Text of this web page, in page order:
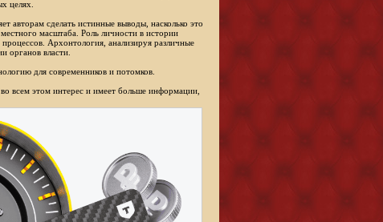
целях.
авторам сделать истинные выводы, насколько это
масштаба. Роль личности в истории
Архонтология, анализируя различные
органов власти.
для современников и потомков.
всем этом интерес и имеет больше информации,